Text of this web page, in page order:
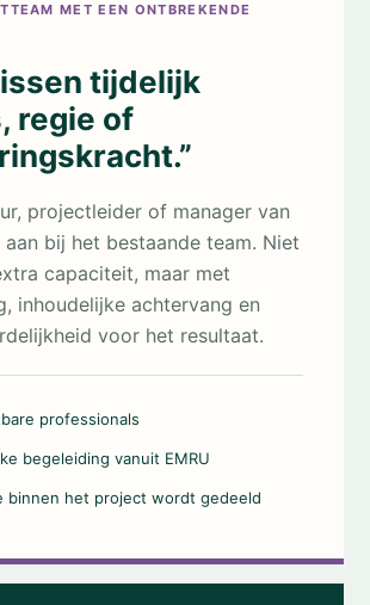
MET EEN ONTBREKENDE
tijdelijk
regie of
projectleider of manager van
aan bij het bestaande team. Niet
capaciteit, maar met
inhoudelijke achtervang en
voor het resultaat.
professionals
begeleiding vanuit EMRU
binnen het project wordt gedeeld